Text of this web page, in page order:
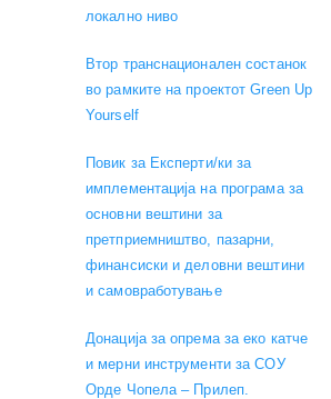
локално ниво
Втор транснационален состанок
во рамките на проектот Green Up
Yourself
Повик за Експерти/ки за
имплементација на програма за
основни вештини за
претприемништво, пазарни,
финансиски и деловни вештини
и самовработување
Донација за опрема за еко катче
и мерни инструменти за СОУ
Орде Чопела – Прилеп.